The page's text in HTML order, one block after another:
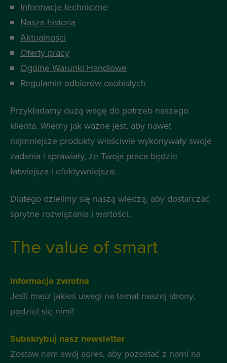
Informacje techniczne
Nasza historia
Aktualności
Oferty pracy
Ogólne Warunki Handlowe
Regulamin odbiorów osobistych
Przykładamy dużą wagę do potrzeb naszego
klienta. Wiemy jak ważne jest, aby nawet
najmniejsze produkty właściwie wykonywały swoje
zadania i sprawiały, że Twoja praca będzie
łatwiejsza i efektywniejsza.
Dlatego dzielimy się naszą wiedzą, aby dostarczać
sprytne rozwiązania i wartości.
The value of smart
Informacja zwrotna
Jeśli masz jakieś uwagi na temat naszej strony,
podziel się nimi!
Subskrybuj nasz newsletter
Zostaw nam swój adres, aby pozostać z nami na